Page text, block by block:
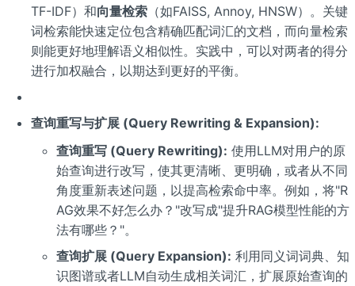
TF-IDF）和向量检索（如FAISS, Annoy, HNSW）。关键
词检索能快速定位包含精确匹配词汇的文档，而向量检索
则能更好地理解语义相似性。实践中，可以对两者的得分
进行加权融合，以期达到更好的平衡。
查询重写与扩展 (Query Rewriting & Expansion):
查询重写 (Query Rewriting): 使用LLM对用户的原
始查询进行改写，使其更清晰、更明确，或者从不同
角度重新表述问题，以提高检索命中率。例如，将"R
AG效果不好怎么办？"改写成"提升RAG模型性能的方
法有哪些？"。
查询扩展 (Query Expansion): 利用同义词词典、知
识图谱或者LLM自动生成相关词汇，扩展原始查询的